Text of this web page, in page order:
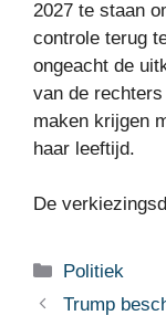
2027 te staan
controle terug
ongeacht de
van de
maken krijgen
haar leeftijd.
De
Categorieën
Politiek
Trump